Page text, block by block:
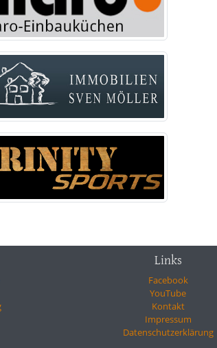
Links
Facebook
YouTube
Kontakt
Impressum
Datenschutzerklärung